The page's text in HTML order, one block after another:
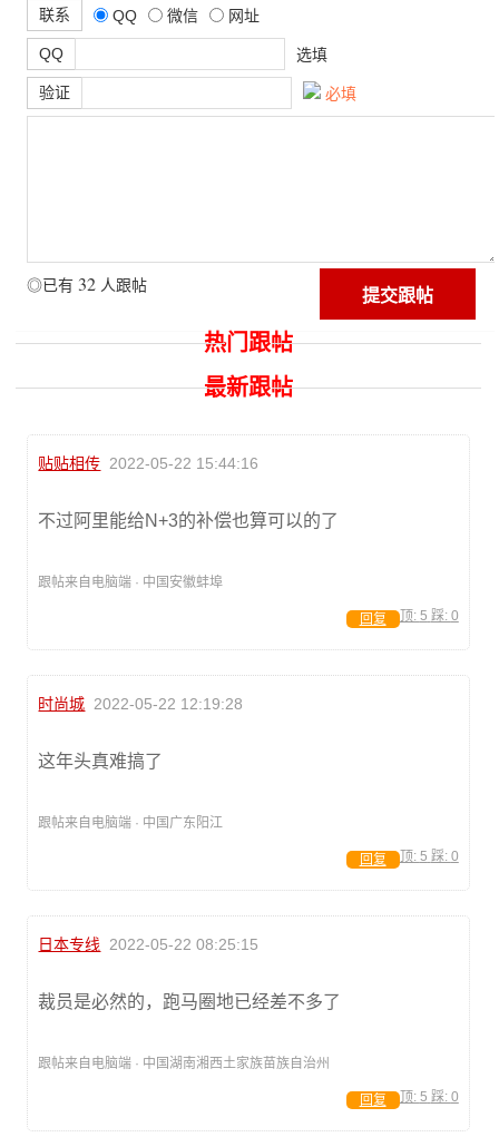
联系 QQ 微信 网址
QQ 选填
验证 必填
◎已有 32 人跟帖
热门跟帖
最新跟帖
贴贴相传 2022-05-22 15:44:16
不过阿里能给N+3的补偿也算可以的了
跟帖来自电脑端 · 中国安徽蚌埠
顶: 5 踩: 0
回复
时尚城 2022-05-22 12:19:28
这年头真难搞了
跟帖来自电脑端 · 中国广东阳江
顶: 5 踩: 0
回复
日本专线 2022-05-22 08:25:15
裁员是必然的，跑马圈地已经差不多了
跟帖来自电脑端 · 中国湖南湘西土家族苗族自治州
顶: 5 踩: 0
回复